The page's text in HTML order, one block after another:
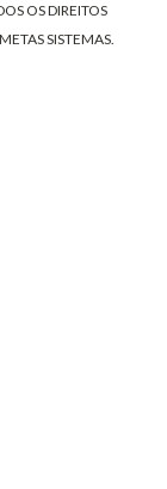
OS DIREITOS
SISTEMAS.